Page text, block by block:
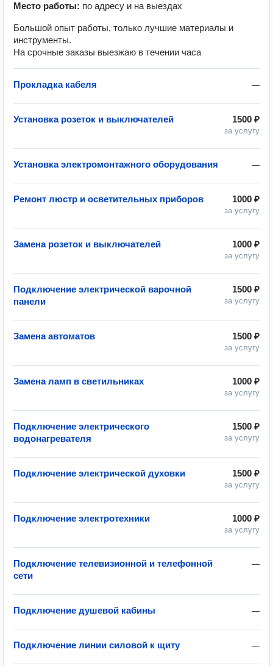
Место работы: по адресу и на выездах
Большой опыт работы, только лучшие материалы и
инструменты.
На срочные заказы выезжаю в течении часа
—
Прокладка кабеля
1500 ₽
за услугу
Установка розеток и выключателей
—
Установка электромонтажного оборудования
1000 ₽
за услугу
Ремонт люстр и осветительных приборов
1000 ₽
за услугу
Замена розеток и выключателей
1500 ₽
за услугу
Подключение электрической варочной
панели
1500 ₽
за услугу
Замена автоматов
1000 ₽
за услугу
Замена ламп в светильниках
1500 ₽
за услугу
Подключение электрического
водонагревателя
1500 ₽
за услугу
Подключение электрической духовки
1000 ₽
за услугу
Подключение электротехники
—
Подключение телевизионной и телефонной
сети
—
Подключение душевой кабины
—
Подключение линии силовой к щиту